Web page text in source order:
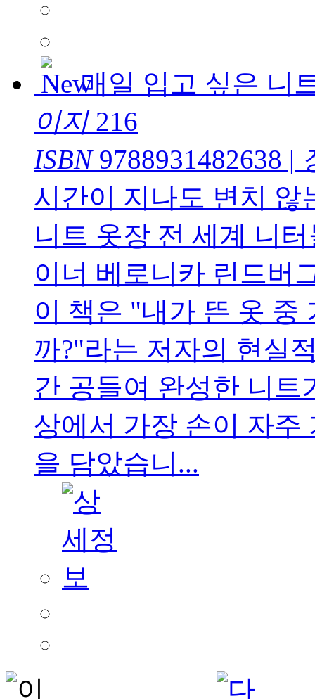
매일 입고 싶은 니
이지216
ISBN9788931482638 |
시간이 지나도 변치 않
니트 옷장 전 세계 니
이너 베로니카 린드버
이 책은 "내가 뜬 옷 중
까?"라는 저자의 현실
간 공들여 완성한 니트
상에서 가장 손이 자주
을 담았습니...